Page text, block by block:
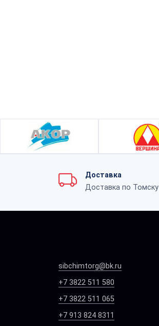
Доставка
Доставка по Томску
sibchimtorg@bk.ru
+7 3822 511 580
+7 3822 511 065
+7 913 824 8311